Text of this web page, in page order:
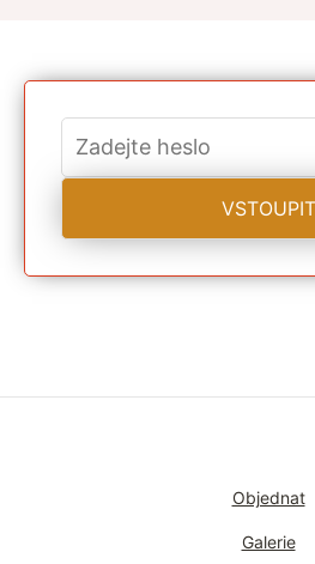
Objednat
Galerie